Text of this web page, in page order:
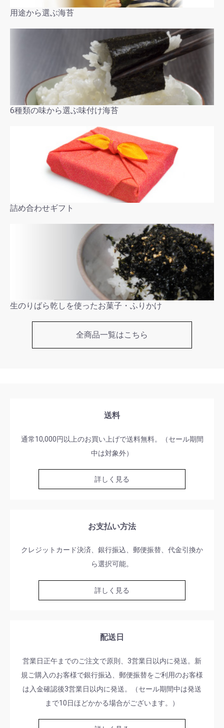
用途から選ぶ海苔
6種類の味から選ぶ味付け海苔
詰め合わせギフト
生のりばら乾しを使ったお菓子・ふりかけ
全商品一覧はこちら
送料
通常10,000円以上のお買い上げで送料無料。（セール期間
中は対象外）
詳しく見る
お支払い方法
クレジットカード決済、銀行振込、郵便振替、代金引換か
ら選択可能。
詳しく見る
配送日
営業日正午までのご注文で原則、3営業日以内に発送。新
規ご購入のお客様で銀行振込、郵便振替をご利用のお客様
は入金確認後3営業日以内に発送。（セール期間中は発送
まで10日ほどかかる場合がございます。）